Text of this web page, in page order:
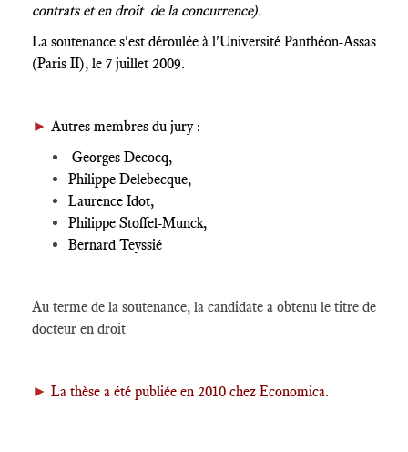
contrats et en droit de la concurrence).
La soutenance s'est déroulée à l'Université Panthéon-Assas
(Paris II), le 7 juillet 2009.
► Autres membres du jury :
Georges Decocq,
Philippe Delebecque,
Laurence Idot,
Philippe Stoffel-Munck,
Bernard Teyssié
Au terme de la soutenance, la candidate a obtenu le titre de
docteur en droit
► La thèse a été publiée en 2010 chez Economica.